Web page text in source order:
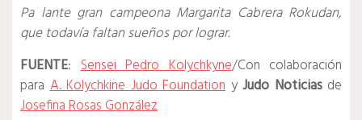
Pa lante gran campeona Margarita Cabrera Rokudan,
que todavía faltan sueños por lograr.
FUENTE:Sensei Pedro Kolychkyne/Con colaboración
paraA. Kolychkine Judo Foundation y Judo Noticiasde
Josefina Rosas González